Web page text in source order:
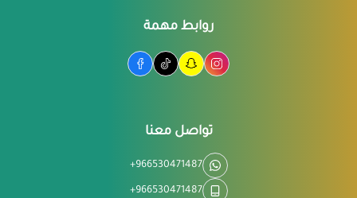
روابط مهمة
تواصل معنا
+966530471487
+966530471487